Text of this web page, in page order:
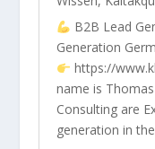
B2B Lead
Generation
https://
name is
Consulting are
generation in